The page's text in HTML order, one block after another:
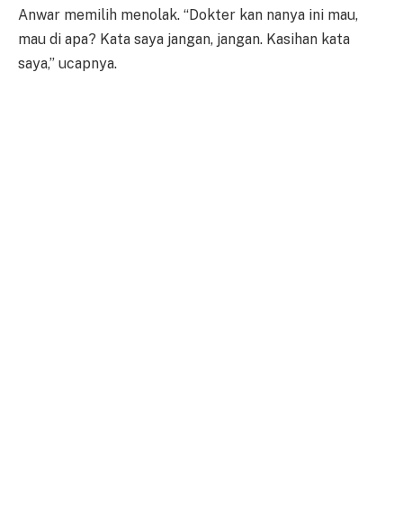
Anwar memilih menolak. “Dokter kan nanya ini mau,
mau di apa? Kata saya jangan, jangan. Kasihan kata
saya,” ucapnya.